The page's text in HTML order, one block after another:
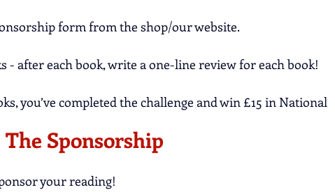
form from the shop/our website.
- after each book, write a one-line review for each book!
you’ve completed the challenge and win £15 in National
The Sponsorship
your reading!